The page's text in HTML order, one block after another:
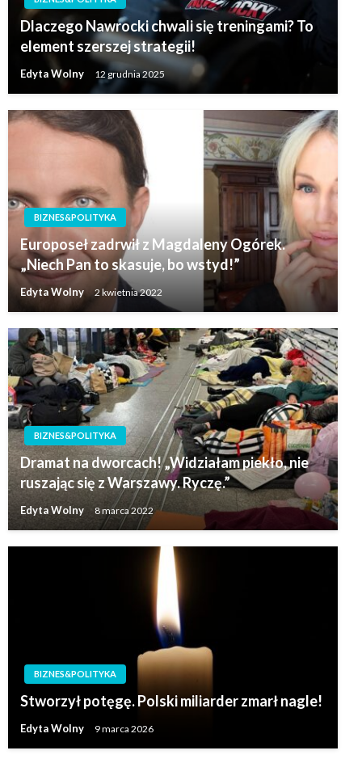
Dlaczego Nawrocki chwali się treningami? To
element szerszej strategii!
Edyta Wolny 12 grudnia 2025
BIZNES&POLITYKA
Europoseł zadrwił z Magdaleny Ogórek.
„Niech Pan to skasuje, bo wstyd!”
Edyta Wolny 2 kwietnia 2022
BIZNES&POLITYKA
Dramat na dworcach! „Widziałam piekło, nie
ruszając się z Warszawy. Ryczę.”
Edyta Wolny 8 marca 2022
BIZNES&POLITYKA
Stworzył potęgę. Polski miliarder zmarł nagle!
Edyta Wolny 9 marca 2026